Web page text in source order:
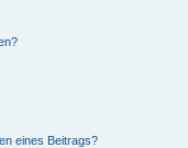
eines Beitrags?